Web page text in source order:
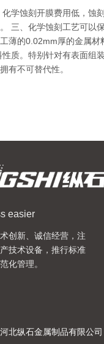
化学蚀刻开膜费用低，蚀
三、化学蚀刻工艺可以
的0.02mm厚的金属材料
质。特别针对有表面组
有不可替代性。
easier
创新、诚信经营，注
技术设备，推行标准
化管理。
北纵石金属制品有限公